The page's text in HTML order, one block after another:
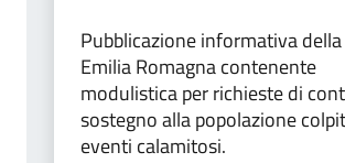
Pubblicazione informativa
Emilia Romagna contenente
modulistica per richieste di
sostegno alla popolazione
eventi calamitosi.